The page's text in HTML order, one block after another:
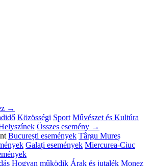
→
Közösségi Sport Művészet és Kultúra
Összes esemény →
București események Târgu Mureș
Galați események Miercurea-Ciuc
Hogyan működik Árak és jutalék Monez